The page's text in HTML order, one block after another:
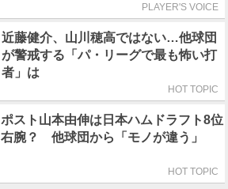
PLAYER'S VOICE
近藤健介、山川穂高ではない…他球団
が警戒する「パ・リーグで最も怖い打
者」は
HOT TOPIC
ポスト山本由伸は日本ハムドラフト8位
右腕？ 他球団から「モノが違う」
HOT TOPIC